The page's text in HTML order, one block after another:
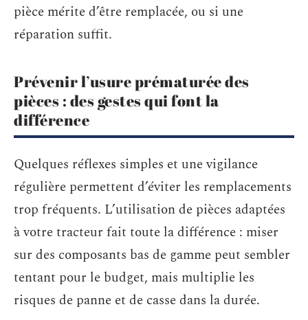
pièce mérite d’être remplacée, ou si une
réparation suffit.
Prévenir l’usure prématurée des
pièces : des gestes qui font la
différence
Quelques réflexes simples et une vigilance
régulière permettent d’éviter les remplacements
trop fréquents. L’utilisation de pièces adaptées
à votre tracteur fait toute la différence : miser
sur des composants bas de gamme peut sembler
tentant pour le budget, mais multiplie les
risques de panne et de casse dans la durée.